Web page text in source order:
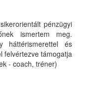
pénzügyi
ismertem meg.
háttérismerettel és
felvértezve támogatja
- coach, tréner)